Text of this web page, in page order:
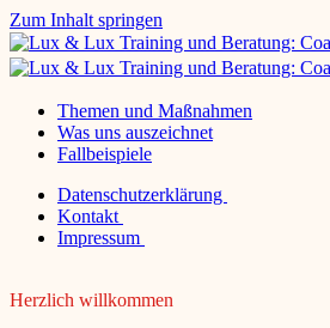
Zum Inhalt springen
Themen und Maßnahmen
Was uns auszeichnet
Fallbeispiele
Datenschutzerklärung
Kontakt
Impressum
Herzlich willkommen